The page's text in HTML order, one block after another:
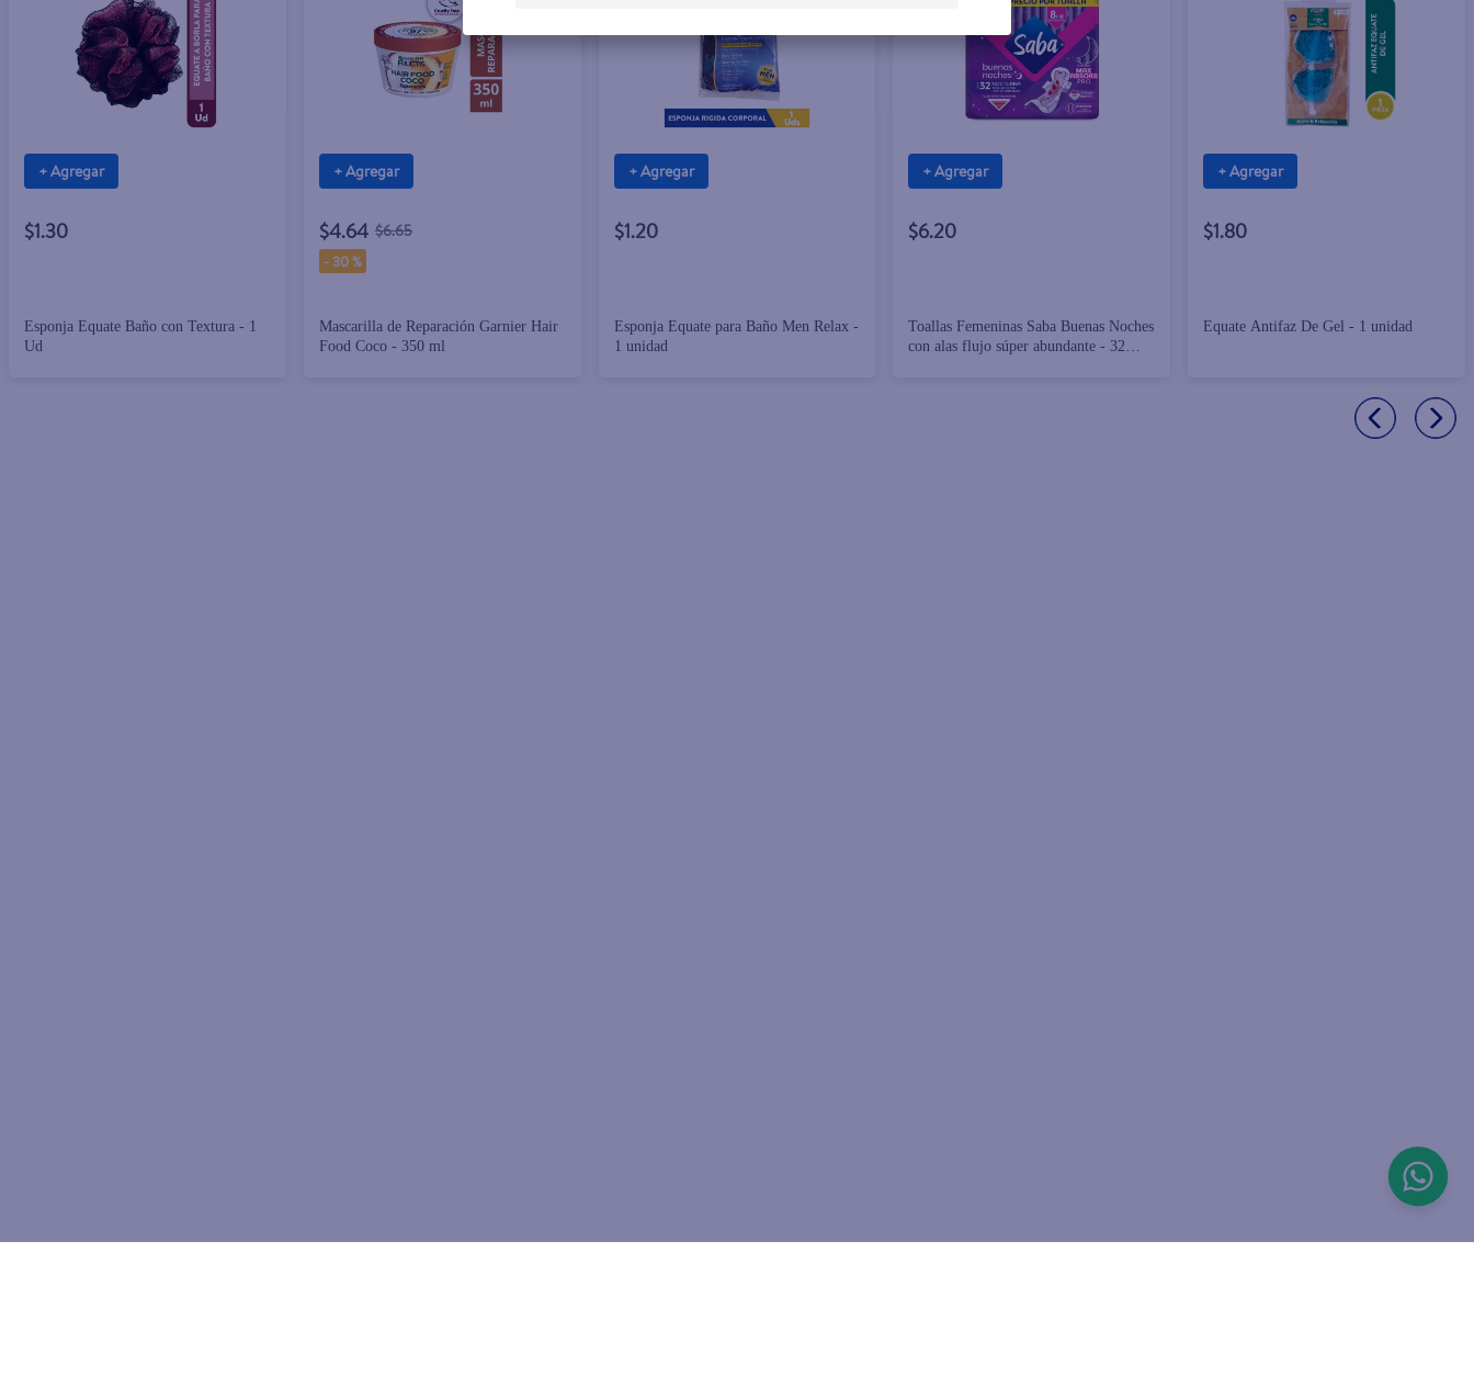
+ Agregar
$1.30
Esponja Equate Baño con Textura - 1
Ud
+ Agregar
$4.64 $6.65
-30 %
Mascarilla de Reparación Garnier Hair
Food Coco - 350 ml
+ Agregar
$1.20
Esponja Equate para Baño Men Relax -
1 unidad
+ Agregar
$6.20
Toallas Femeninas Saba Buenas Noches
con alas flujo súper abundante - 32
+ Agregar
$1.80
Equate Antifaz De Gel - 1 unidad